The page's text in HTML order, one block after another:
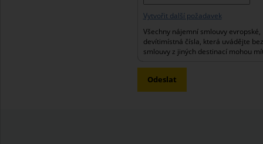
Vytvořit další požadavek
Všechny nájemní smlouvy evropské,
devítimístná čísla, která uvádějte
smlouvy z jiných destinací mohou
Odeslat